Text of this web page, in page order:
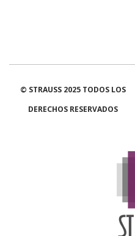
© STRAUSS 2025 TODOS LOS
DERECHOS RESERVADOS